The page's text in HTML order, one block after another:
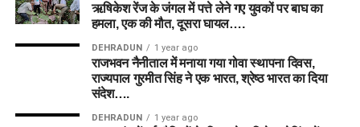
ऋषिकेश रेंज के जंगल में पत्ते लेने गए युवकों पर बाघ का
हमला, एक की मौत, दूसरा घायल….
DEHRADUN 1 year ago
राजभवन नैनीताल में मनाया गया गोवा स्थापना दिवस,
राज्यपाल गुरमीत सिंह ने एक भारत, श्रेष्ठ भारत का दिया
संदेश….
DEHRADUN 1 year ago